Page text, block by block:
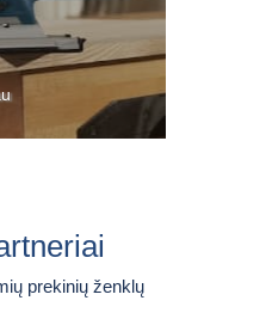
prekinių ženklų